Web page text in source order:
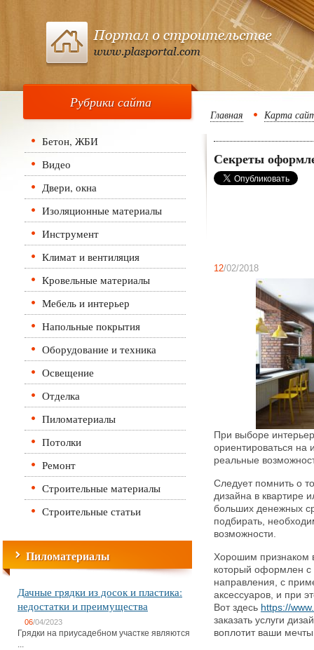
Рубрики сайта
Бетон, ЖБИ
Видео
Двери, окна
Изоляционные материалы
Инструмент
Климат и вентиляция
Кровельные материалы
Мебель и интерьер
Напольные покрытия
Оборудование и техника
Освещение
Отделка
Пиломатериалы
Потолки
Ремонт
Строительные материалы
Строительные статьи
Пиломатериалы
Дачные грядки из досок и пластика:
недостатки и преимущества
06/04/2023
Грядки на приусадебном участке являются
...
Главная Карта
Секреты
12/02/2018
При выборе
ориентироваться на
реальные
Следует помнить о
дизайна в квартире
больших денежных
подбирать,
возможности.
Хорошим признаком
который оформлен с
направления, с
аксессуаров, и при
Вот здесь https://
заказать услуги
воплотит ваши